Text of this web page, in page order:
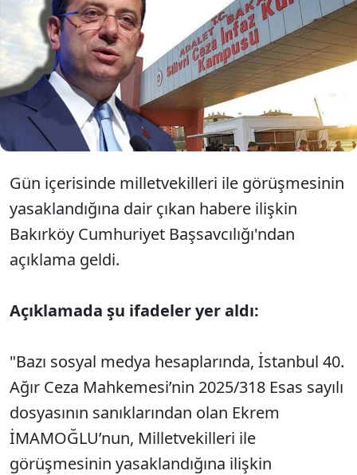
İmamoğlu'nun milletvekilleri ile görüşmesinin
yasaklandığına' ilişkin yapılan paylaşımlara
'halkı yanıltıcı bilgiyi alenen yayma'
gerekçesiyle soruşturma başlatıldığını
duyurdu
Gün içerisinde milletvekilleri ile görüşmesinin
yasaklandığına dair çıkan habere ilişkin
Bakırköy Cumhuriyet Başsavcılığı'ndan
açıklama geldi.
Açıklamada şu ifadeler yer aldı:
"Bazı sosyal medya hesaplarında, İstanbul 40.
Ağır Ceza Mahkemesi’nin 2025/318 Esas sayılı
dosyasının sanıklarından olan Ekrem
İMAMOĞLU’nun, Milletvekilleri ile
görüşmesinin yasaklandığına ilişkin